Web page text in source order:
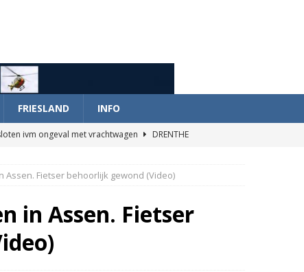
FRIESLAND INFO
ivm ongeval met vrachtwagen
DRENTHE
los van vuilniswagen tijdens inzamelronde
Assen. Fietser behoorlijk gewond (Video)
in Assen. Fietser